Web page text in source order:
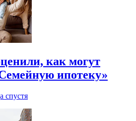
как могут
ипотеку»
спустя